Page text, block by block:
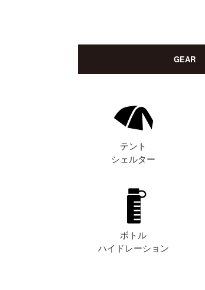
GEAR
テント
シェルター
ボトル
ハイドレーション